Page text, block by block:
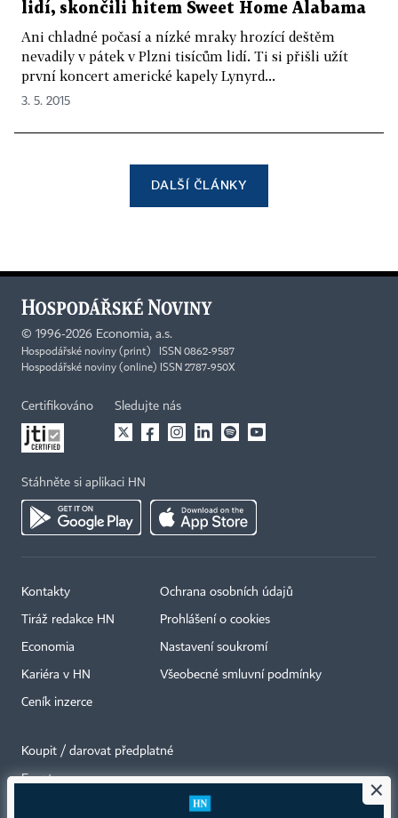
lidí, skončili hitem Sweet Home Alabama
Ani chladné počasí a nízké mraky hrozící deštěm
nevadily v pátek v Plzni tisícům lidí. Ti si přišli užít
první koncert americké kapely Lynyrd...
3. 5. 2015
DALŠÍ ČLÁNKY
© 1996-2026 Economia, a.s.
Hospodářské noviny (print) ISSN 0862-9587
Hospodářské noviny (online) ISSN 2787-950X
Certifikováno Sledujte nás
Stáhněte si aplikaci HN
Kontakty
Tiráž redakce HN
Economia
Kariéra v HN
Ceník inzerce
Ochrana osobních údajů
Prohlášení o cookies
Nastavení soukromí
Všeobecné smluvní podmínky
Koupit / darovat předplatné
Eventy ×